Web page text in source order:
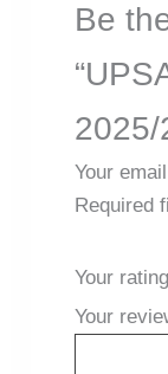
Be
2025/
Your
Required
Your rating
Your